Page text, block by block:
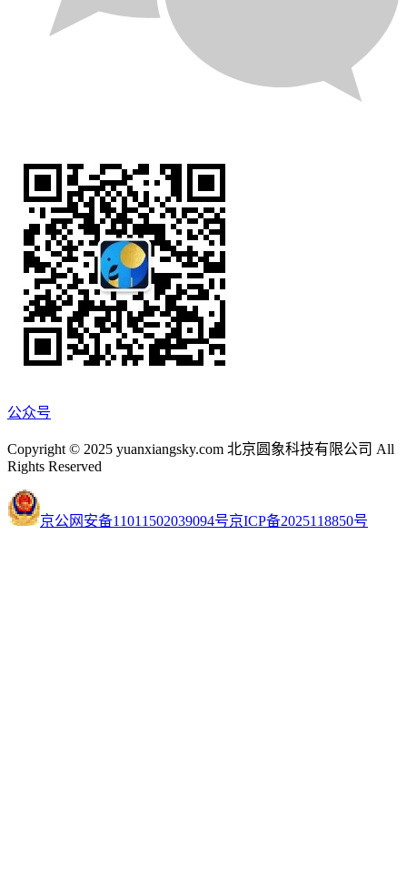
公众号
Copyright © 2025 yuanxiangsky.com 北京圆象科技有限公司 All
Rights Reserved
京公网安备11011502039094号京ICP备2025118850号